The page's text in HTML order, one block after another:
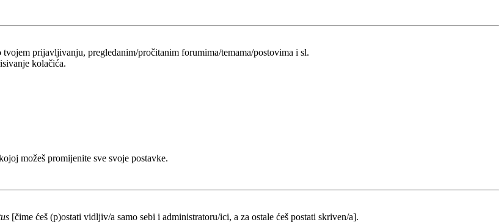
prijavljivanju, pregledanim/pročitanim forumima/temama/postovima i sl.
kolačića.
možeš promijenite sve svoje postavke.
[čime ćeš (p)ostati vidljiv/a samo sebi i administratoru/ici, a za ostale ćeš postati skriven/a].